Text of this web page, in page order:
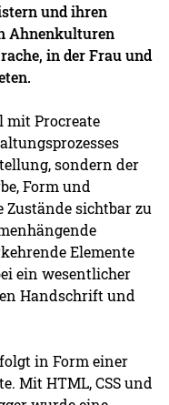
und ihren
Ahnenkulturen
in der Frau und
Procreate
sondern der
Form und
sichtbar zu
Elemente
ein wesentlicher
Handschrift und
in Form einer
Mit HTML, CSS und